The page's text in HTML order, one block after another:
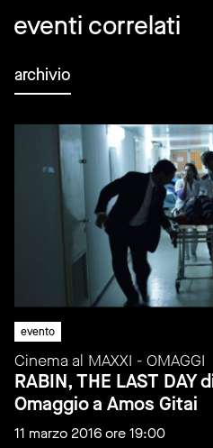
eventi correlati
archivio
evento
Cinema al MAXXI - OMAGGI
RABIN, THE LAST DAY
Omaggio a Amos Gitai
11 marzo 2016 ore 19:00